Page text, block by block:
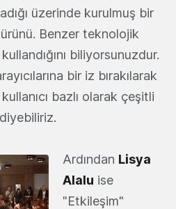
üzerinde kurulmuş bir
Benzer teknolojik
biliyorsunuzdur.
bir iz bırakılarak
bazlı olarak çeşitli
Ardından Lisya
Alalu ise
"Etkileşim"